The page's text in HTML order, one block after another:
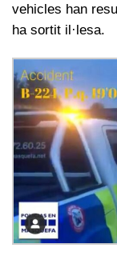
vehicles han
ha sortit il·lesa.